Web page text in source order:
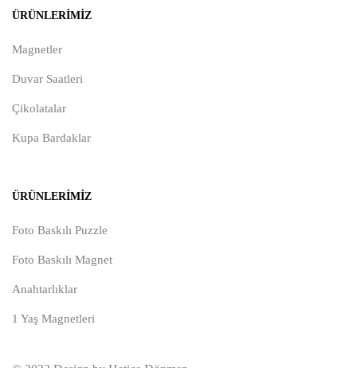
ÜRÜNLERIMIZ
Magnetler
Duvar Saatleri
Çikolatalar
Kupa Bardaklar
ÜRÜNLERIMIZ
Foto Baskılı Puzzle
Foto Baskılı Magnet
Anahtarlıklar
1 Yaş Magnetleri